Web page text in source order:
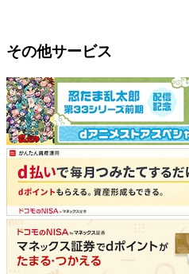
その他サービス